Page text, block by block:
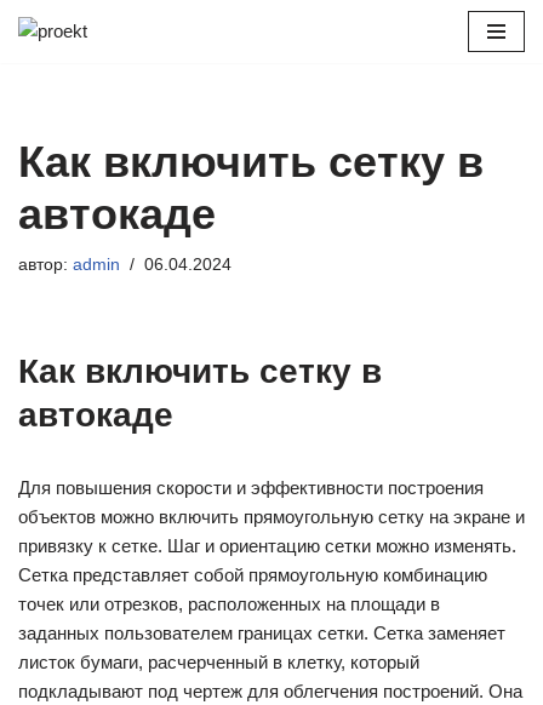
Как включить сетку в
автокаде
автор: admin 06.04.2024
Как включить сетку в
автокаде
Для повышения скорости и эффективности построения
объектов можно включить прямоугольную сетку на экране и
привязку к сетке. Шаг и ориентацию сетки можно изменять.
Сетка представляет собой прямоугольную комбинацию
точек или отрезков, расположенных на площади в
заданных пользователем границах сетки. Сетка заменяет
листок бумаги, расчерченный в клетку, который
подкладывают под чертеж для облегчения построений. Она